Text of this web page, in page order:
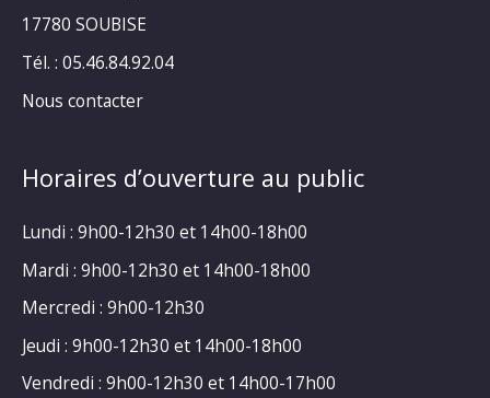
17780 SOUBISE
Tél. : 05.46.84.92.04
Nous contacter
Horaires d’ouverture au public
Lundi : 9h00-12h30 et 14h00-18h00
Mardi : 9h00-12h30 et 14h00-18h00
Mercredi : 9h00-12h30
Jeudi : 9h00-12h30 et 14h00-18h00
Vendredi : 9h00-12h30 et 14h00-17h00